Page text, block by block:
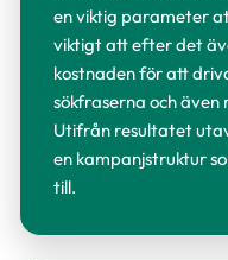
en viktig parameter
viktigt att efter det
kostnaden för att
sökfraserna och även
Utifrån resultatet
en kampanjstruktur
till.